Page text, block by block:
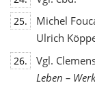
25. Michel
Ulrich
26. Vgl.
Leben –